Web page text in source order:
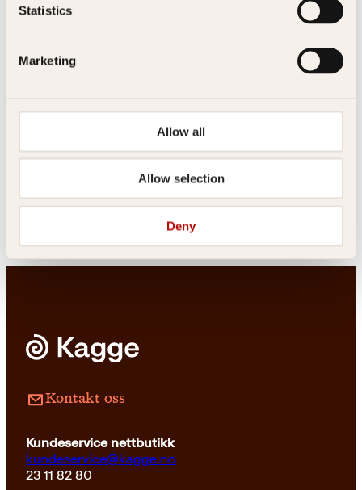
Statistics
Marketing
Allow all
Allow selection
Deny
På gyngende
Innbundet399krLes mer
Erik Jalland, Lars Barmen
Barmens grill
Kontakt oss
Kundeservice nettbutikk
kundeservice@kagge.no
23 11 82 80